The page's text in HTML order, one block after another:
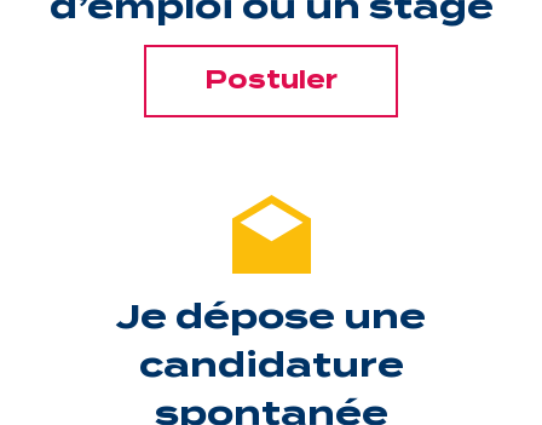
Notre histoire
Nos métiers
Postuler
Je dépose une
candidature